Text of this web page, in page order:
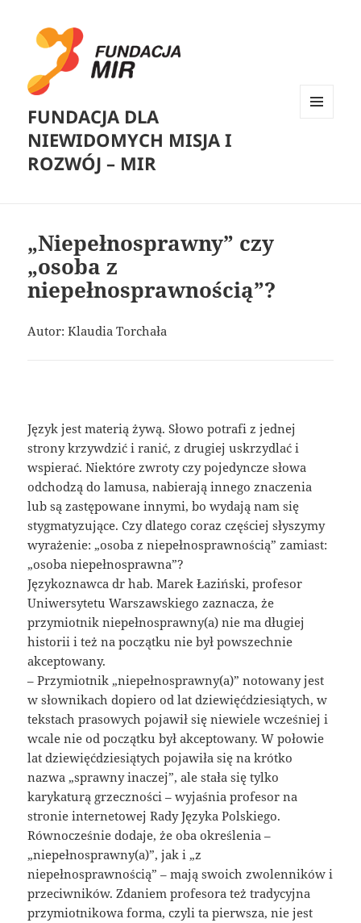
FUNDACJA DLA
NIEWIDOMYCH MISJA I
ROZWÓJ – MIR
„Niepełnosprawny” czy
„osoba z
niepełnosprawnością”?
Autor: Klaudia Torchała
Język jest materią żywą. Słowo potrafi z jednej
strony krzywdzić i ranić, z drugiej uskrzydlać i
wspierać. Niektóre zwroty czy pojedyncze słowa
odchodzą do lamusa, nabierają innego znaczenia
lub są zastępowane innymi, bo wydają nam się
stygmatyzujące. Czy dlatego coraz częściej słyszymy
wyrażenie: „osoba z niepełnosprawnością” zamiast:
„osoba niepełnosprawna”?
Językoznawca dr hab. Marek Łaziński, profesor
Uniwersytetu Warszawskiego zaznacza, że
przymiotnik niepełnosprawny(a) nie ma długiej
historii i też na początku nie był powszechnie
akceptowany.
– Przymiotnik „niepełnosprawny(a)” notowany jest
w słownikach dopiero od lat dziewięćdziesiątych, w
tekstach prasowych pojawił się niewiele wcześniej i
wcale nie od początku był akceptowany. W połowie
lat dziewięćdziesiątych pojawiła się na krótko
nazwa „sprawny inaczej”, ale stała się tylko
karykaturą grzeczności – wyjaśnia profesor na
stronie internetowej Rady Języka Polskiego.
Równocześnie dodaje, że oba określenia –
„niepełnosprawny(a)”, jak i „z
niepełnosprawnością” – mają swoich zwolenników i
przeciwników. Zdaniem profesora też tradycyjna
przymiotnikowa forma, czyli ta pierwsza, nie jest